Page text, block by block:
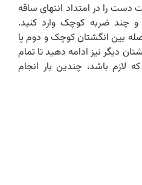
دست را در امتداد انتهای ساقه
ضربه کوچک وارد کنید.
بین انگشتان کوچک و دوم پا
دیگر نیز ادامه دهید تا تمام
لازم باشد، چندین بار انجام